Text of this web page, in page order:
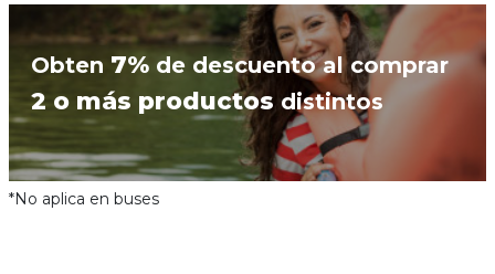
Obten 7% de descuento al comprar
2 o más productos distintos
*No aplica en buses